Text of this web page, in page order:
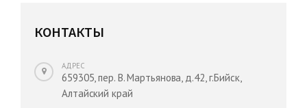
КОНТАКТЫ
АДРЕС
659305, пер. В. Мартьянова, д.42, г.Бийск,
Алтайский край